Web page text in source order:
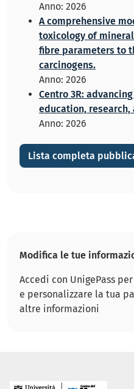
Anno: 2026
A comprehensive
toxicology of
fibre parameters to
carcinogens.
Anno: 2026
Centro 3R:
education, research,
Anno: 2026
Lista completa
Modifica le tue
Accedi con UnigePass
e personalizzare la tua
altre informazioni